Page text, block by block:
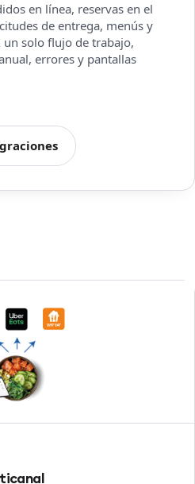
en línea, reservas en el
de entrega, menús y
un solo flujo de trabajo,
errores y pantallas